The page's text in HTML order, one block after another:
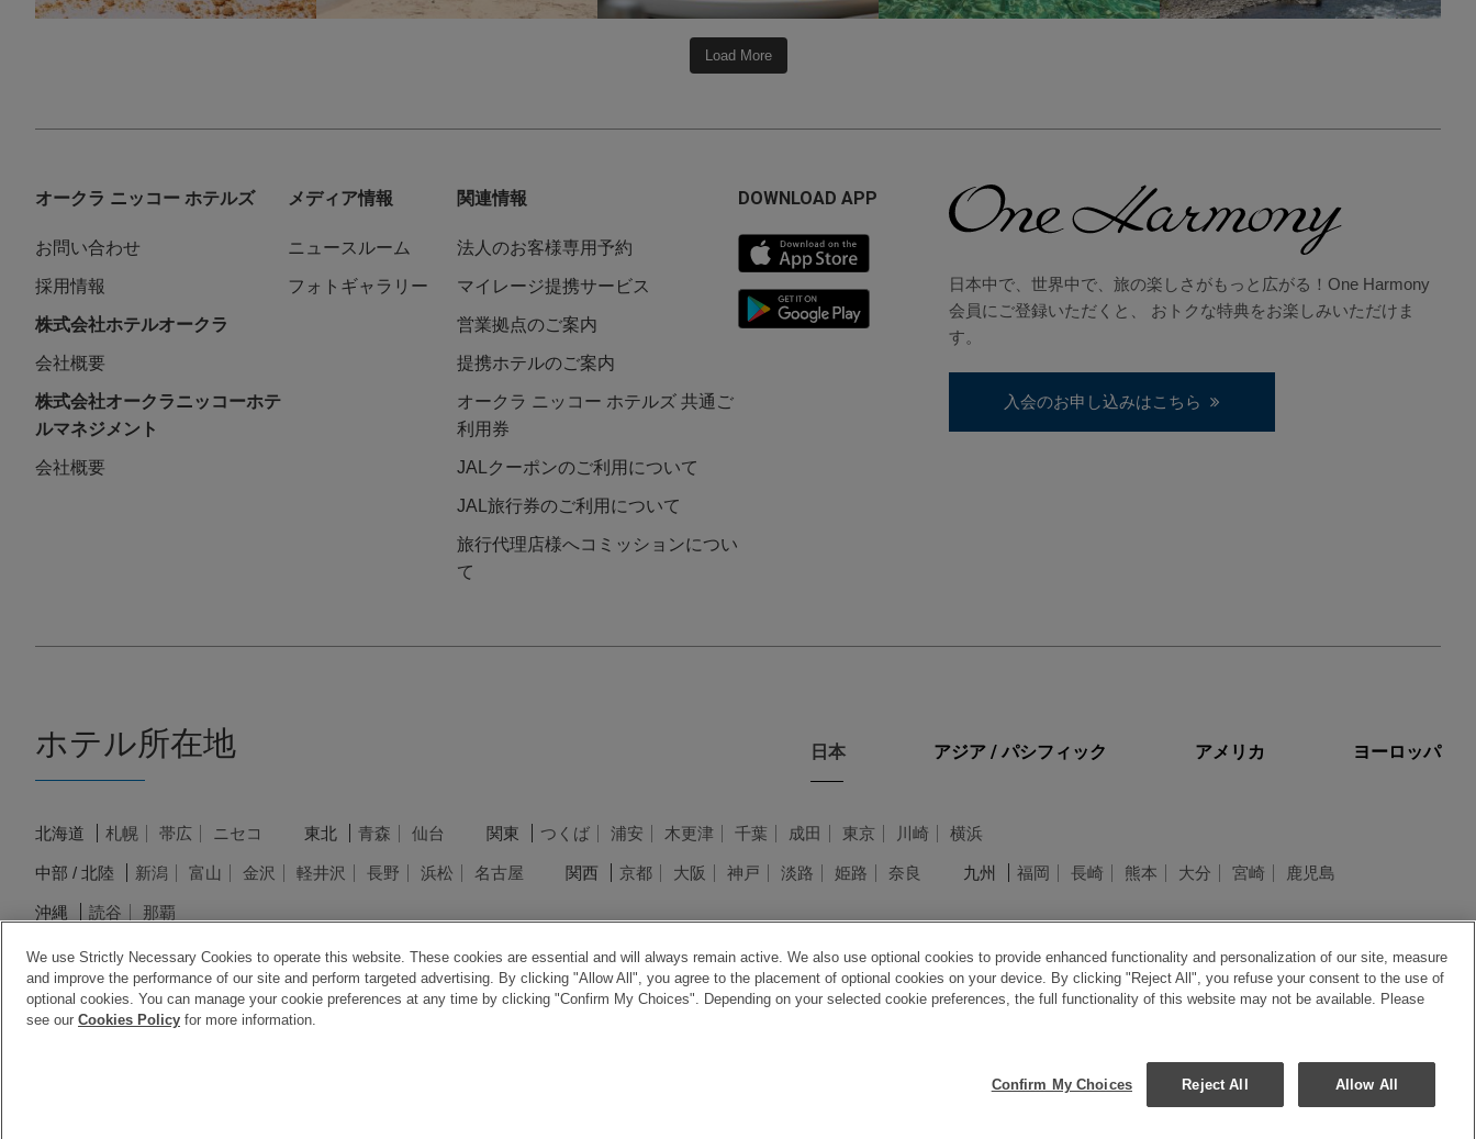
Load More
オークラ ニッコー ホテルズ
お問い合わせ
採用情報
株式会社ホテルオークラ
会社概要
株式会社オークラニッコーホテ
ルマネジメント
会社概要
メディア情報
ニュースルーム
フォトギャラリー
関連情報
法人のお客様専用予約
マイレージ提携サービス
営業拠点のご案内
提携ホテルのご案内
オークラ ニッコー ホテルズ 共通ご
利用券
JALクーポンのご利用について
JAL旅行券のご利用について
旅行代理店様へコミッションについ
て
DOWNLOAD APP
日本中で、世界中で、旅の楽しさがもっと広がる！One Harmony
会員にご登録いただくと、 おトクな特典をお楽しみいただけま
す。
入会のお申し込みはこちら
ホテル所在地 日本 アジア / パシフィック アメリカ ヨーロッパ
北海道 札幌 帯広 ニセコ 東北 青森 仙台 関東 つくば 浦安 木更津 千葉 成田 東京 川崎 横浜
中部 / 北陸 新潟 富山 金沢 軽井沢 長野 浜松 名古屋 関西 京都 大阪 神戸 淡路 姫路 奈良 九州 福岡 長崎 熊本 大分 宮崎 鹿児島
沖縄 読谷 那覇
Copyright © Okura Nikko Hotel Management Co., Ltd. All Rights Reserved.
We use Strictly Necessary Cookies to operate this website. These cookies are essential and will always remain active. We also use optional cookies to provide enhanced functionality and personalization of our site, measure
and improve the performance of our site and perform targeted advertising. By clicking "Allow All", you agree to the placement of optional cookies on your device. By clicking "Reject All", you refuse your consent to the use of
optional cookies. You can manage your cookie preferences at any time by clicking "Confirm My Choices". Depending on your selected cookie preferences, the full functionality of this website may not be available. Please
see our Cookies Policy for more information.
Confirm My Choices Reject All Allow All